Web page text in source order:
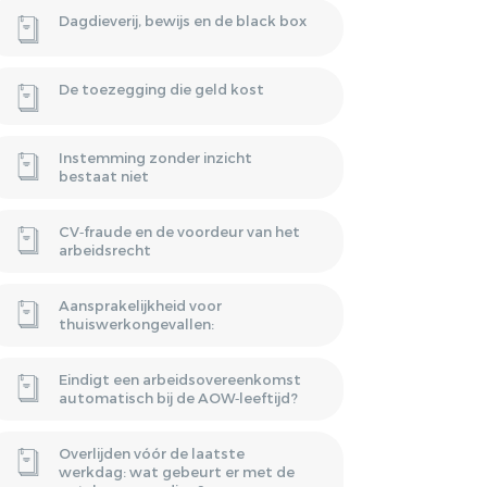
HUURPRIJSVERLAGING
STAANDE
Dagdieverij, bewijs en de black box
De toezegging die geld kost
Instemming zonder inzicht
bestaat niet
CV‑fraude en de voordeur van het
arbeidsrecht
Aansprakelijkheid voor
thuiswerkongevallen:
Eindigt een arbeidsovereenkomst
automatisch bij de AOW‑leeftijd?
Overlijden vóór de laatste
werkdag: wat gebeurt er met de